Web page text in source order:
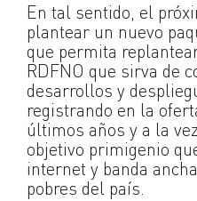
En tal sentido, el
plantear un nuevo
que permita
RDFNO que sirva de
desarrollos y
registrando en la
últimos años y a la
objetivo primigenio
internet y banda
pobres del país.